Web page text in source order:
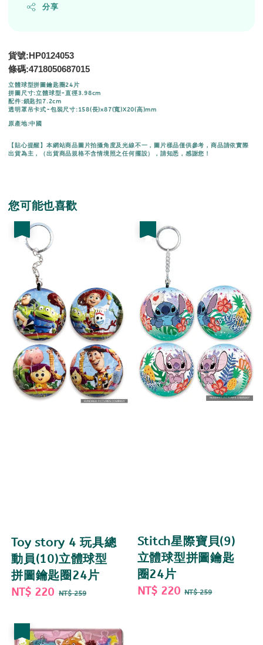
分享
貨號:HP0124053
條碼:4718050687015
立體球型拼圖鑰匙圈24片
拼圖尺寸:立體球型-直徑3.98cm
配件:鎖匙扣7.2cm
透明罩吊卡式-包裝尺寸:158(長)x87(寬)X20(高)mm
原產地:中國
【貼心提醒】本網站商品圖片拍攝角度及光線不一，圖片樣品僅供參考，商品請依實際
出貨為主，（出貨商品規格不含情境照之任何擺設），請知悉，感謝您！
您可能也喜歡
Toy story 4 玩具總
動員(10)立體球型
拼圖鑰匙圈24片
Sale
NT$ 220 Regular
NT$ 259
Stitch星際寶貝(9)
立體球型拼圖鑰匙
圈24片
Sale
NT$ 220 Regular
NT$ 259